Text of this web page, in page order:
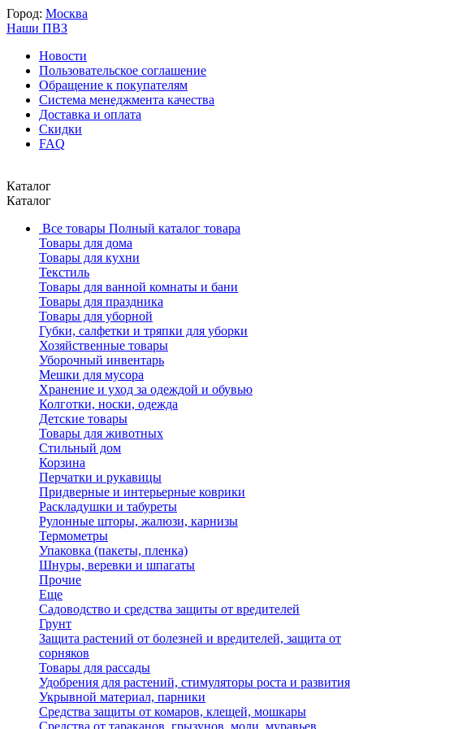
Город: Москва
Наши ПВЗ
Новости
Пользовательское соглашение
Обращение к покупателям
Система менеджмента качества
Доставка и оплата
Скидки
FAQ
Каталог
Каталог
Все товары Полный каталог товара
Товары для дома
Товары для кухни
Текстиль
Товары для ванной комнаты и бани
Товары для праздника
Товары для уборной
Губки, салфетки и тряпки для уборки
Хозяйственные товары
Уборочный инвентарь
Мешки для мусора
Хранение и уход за одеждой и обувью
Колготки, носки, одежда
Детские товары
Товары для животных
Стильный дом
Корзина
Перчатки и рукавицы
Придверные и интерьерные коврики
Раскладушки и табуреты
Рулонные шторы, жалюзи, карнизы
Термометры
Упаковка (пакеты, пленка)
Шнуры, веревки и шпагаты
Прочие
Еще
Садоводство и средства защиты от вредителей
Грунт
Защита растений от болезней и вредителей, защита от
сорняков
Товары для рассады
Удобрения для растений, стимуляторы роста и развития
Укрывной материал, парники
Средства защиты от комаров, клещей, мошкары
Средства от тараканов, грызунов, моли, муравьев